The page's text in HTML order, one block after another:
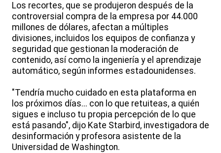
Los recortes, que se produjeron después de la
controversial compra de la empresa por 44.000
millones de dólares, afectan a múltiples
divisiones, incluidos los equipos de confianza y
seguridad que gestionan la moderación de
contenido, así como la ingeniería y el aprendizaje
automático, según informes estadounidenses.
"Tendría mucho cuidado en esta plataforma en
los próximos días... con lo que retuiteas, a quién
sigues e incluso tu propia percepción de lo que
está pasando", dijo Kate Starbird, investigadora de
desinformación y profesora asistente de la
Universidad de Washington.